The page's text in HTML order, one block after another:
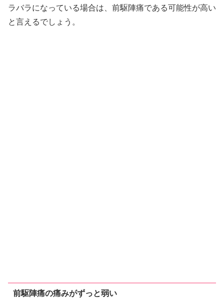
ラバラになっている場合は、前駆陣痛である可能性が高い
と言えるでしょう。
前駆陣痛の痛みがずっと弱い